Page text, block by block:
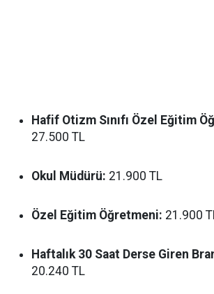
Hafif Otizm Sınıfı Özel Eğitim
27.500 TL
Okul Müdürü: 21.900 TL
Özel Eğitim Öğretmeni: 21.900
Haftalık 30 Saat Derse Giren
20.240 TL